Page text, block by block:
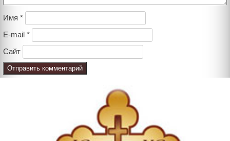
Имя *
E-mail *
Сайт